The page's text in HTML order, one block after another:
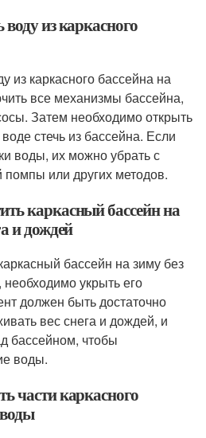
из каркасного
из каркасного бассейна на
все механизмы бассейна,
Затем необходимо открыть
стечь из бассейна. Если
воды, их можно убрать с
или других методов.
каркасный бассейн на
и дождей
бассейн на зиму без
укрыть его
должен быть достаточно
вес снега и дождей, и
бассейном, чтобы
воды.
части каркасного